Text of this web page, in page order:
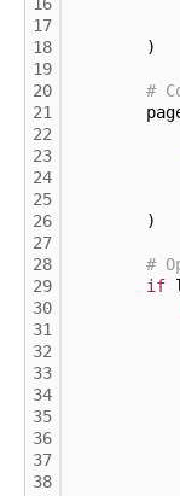
17
18
19
20
21
22
23
24
25
26
27
28
29
30
31
32
33
34
35
36
37
38
)
#
)
#
if